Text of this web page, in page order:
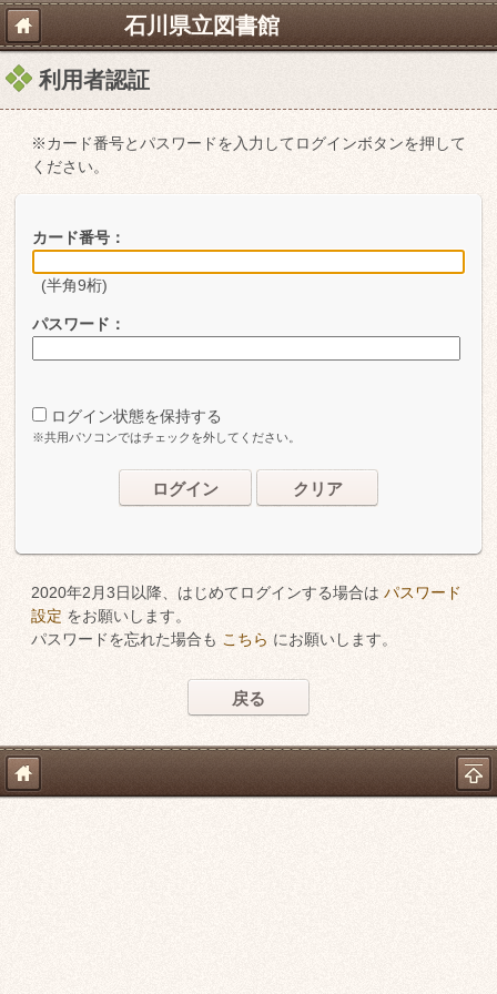
石川県立図書館
利用者認証
※カード番号とパスワードを入力してログインボタンを押して
ください。
カード番号：
(半角9桁)
パスワード：
ログイン状態を保持する
※共用パソコンではチェックを外してください。
ログイン クリア
2020年2月3日以降、はじめてログインする場合は パスワード
設定 をお願いします。
パスワードを忘れた場合も こちら にお願いします。
戻る